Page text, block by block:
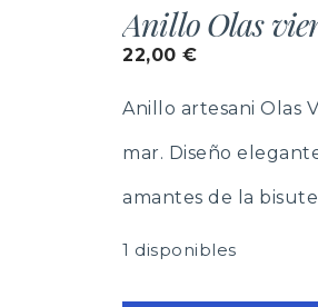
Anillo Olas
22,00 €
Anillo artesani Olas
mar. Diseño
amantes de la
1 disponibles